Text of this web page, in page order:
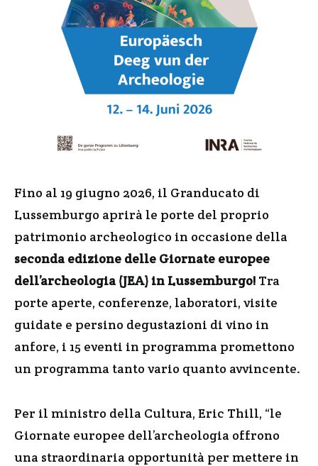
Fino al 19 giugno 2026, il Granducato di
Lussemburgo aprirà le porte del proprio
patrimonio archeologico in occasione della
seconda edizione delle Giornate europee
dell’archeologia (JEA) in Lussemburgo! Tra
porte aperte, conferenze, laboratori, visite
guidate e persino degustazioni di vino in
anfore, i 15 eventi in programma promettono
un programma tanto vario quanto avvincente.
Per il ministro della Cultura, Eric Thill, “le
Giornate europee dell’archeologia offrono
una straordinaria opportunità per mettere in